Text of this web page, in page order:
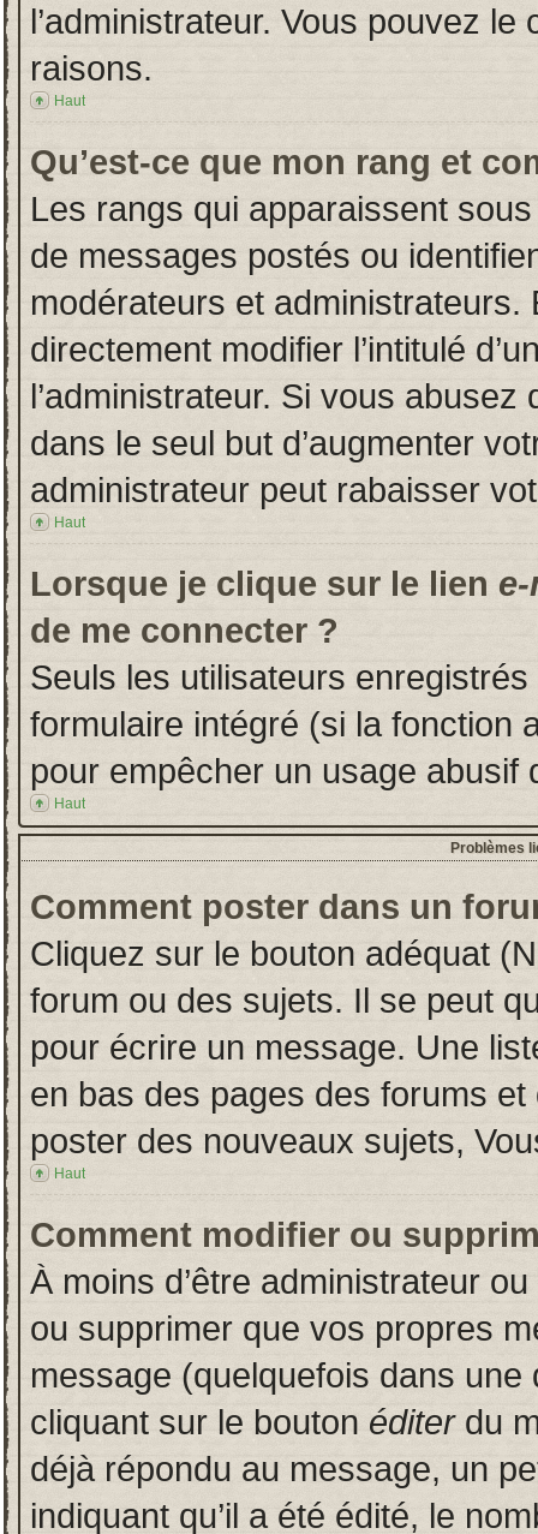
l’administrateur. Vous pouvez
raisons.
Haut
Qu’est-ce que mon rang et
Les rangs qui apparaissent
de messages postés ou
modérateurs et
directement modifier l’intitulé
l’administrateur. Si vous
dans le seul but d’augmenter
administrateur peut rabaisser
Haut
Lorsque je clique sur le lien
de me connecter ?
Seuls les utilisateurs
formulaire intégré (si la fonction
pour empêcher un usage abusif
Haut
Problèmes
Comment poster dans un
Cliquez sur le bouton adéquat
forum ou des sujets. Il se peut
pour écrire un message. Une
en bas des pages des forums
poster des nouveaux sujets,
Haut
Comment modifier ou
À moins d’être administrateur
ou supprimer que vos propres
message (quelquefois dans
cliquant sur le bouton éditerdu
déjà répondu au message, un
indiquant qu’il a été édité, le